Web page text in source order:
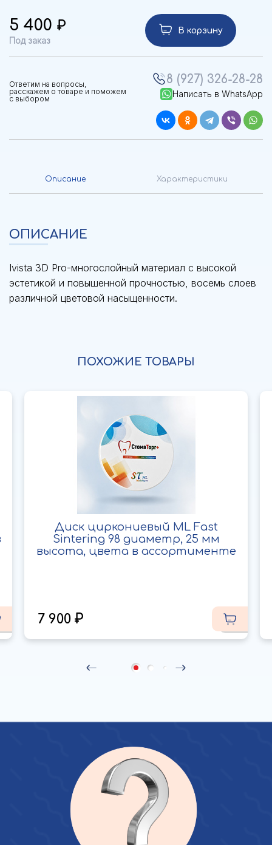
5 400
Под заказ
В корзину
Ответим на вопросы,
расскажем о товаре и поможем
с выбором
8 (927) 326-28-28
Написать в WhatsApp
Описание Характеристики
ОПИСАНИЕ
Ivista 3D Pro-многослойный материал с высокой
эстетикой и повышенной прочностью, восемь слоев
различной цветовой насыщенности.
ПОХОЖИЕ ТОВАРЫ
Диск циркониевый ML Fast
Sintering 98 диаметр, 25 мм
высота, цвета в ассортименте
7 900